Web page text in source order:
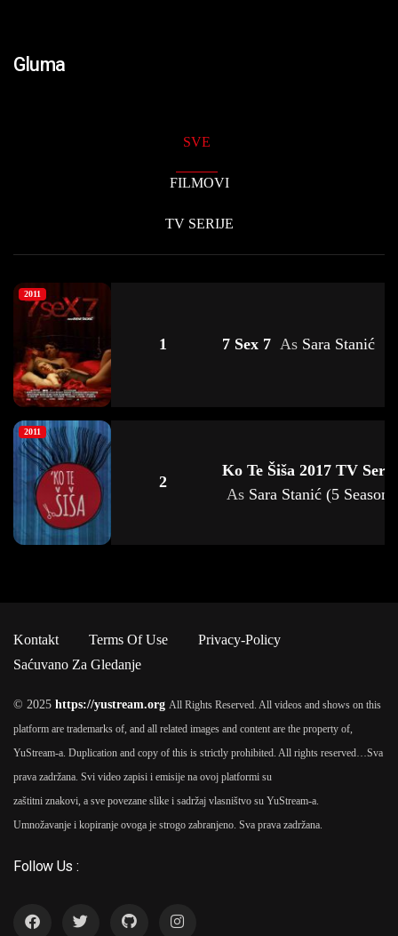
Gluma
SVE
FILMOVI
TV SERIJE
2011
1 7 Sex 7 As Sara Stanić
2011
2
Ko Te Šiša 2017 TV
As Sara Stanić (5
Kontakt Terms Of Use
Privacy-Policy
Saćuvano Za Gledanje
© 2025 https://yustream.org All Rights Reserved. All videos and shows on this
platform are trademarks of, and all related images and content are the property of,
YuStream-a. Duplication and copy of this is strictly prohibited. All rights reserved…Sva
prava zadržana. Svi video zapisi i emisije na ovoj platformi su
zaštitni znakovi, a sve povezane slike i sadržaj vlasništvo su YuStream-a.
Umnožavanje i kopiranje ovoga je strogo zabranjeno. Sva prava zadržana.
Follow Us :